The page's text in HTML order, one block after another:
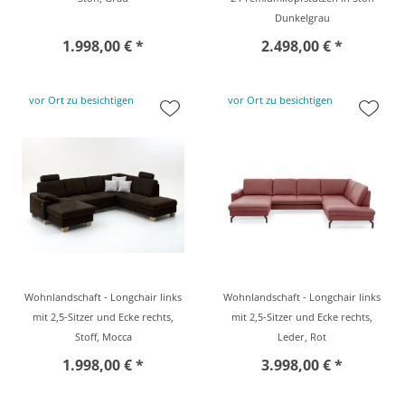
1.998,00 € *
Dunkelgrau
2.498,00 € *
vor Ort zu besichtigen
Wohnlandschaft - Longchair links
mit 2,5-Sitzer und Ecke rechts,
Stoff, Mocca
1.998,00 € *
vor Ort zu besichtigen
Wohnlandschaft - Longchair links
mit 2,5-Sitzer und Ecke rechts,
Leder, Rot
3.998,00 € *